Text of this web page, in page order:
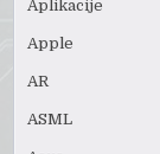
Aplikacije
Apple
AR
ASML